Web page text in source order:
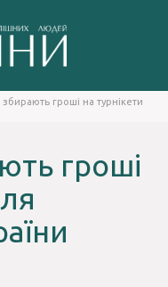
збирають гроші на турнікети
гроші